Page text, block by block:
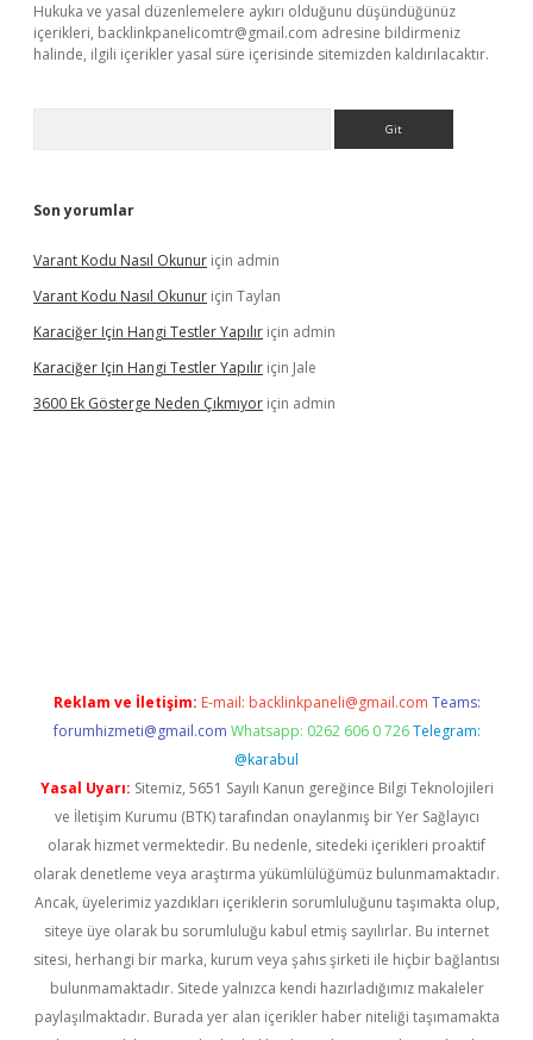
Hukuka ve yasal düzenlemelere aykırı olduğunu düşündüğünüz
içerikleri, backlinkpanelicomtr@gmail.com adresine bildirmeniz
halinde, ilgili içerikler yasal süre içerisinde sitemizden kaldırılacaktır.
Son yorumlar
Varant Kodu Nasıl Okunur için admin
Varant Kodu Nasıl Okunur için Taylan
Karaciğer Için Hangi Testler Yapılır için admin
Karaciğer Için Hangi Testler Yapılır için Jale
3600 Ek Gösterge Neden Çıkmıyor için admin
Reklam ve İletişim: E-mail: backlinkpaneli@gmail.com Teams:
forumhizmeti@gmail.com Whatsapp: 0262 606 0 726 Telegram:
@karabul
Yasal Uyarı: Sitemiz, 5651 Sayılı Kanun gereğince Bilgi Teknolojileri
ve İletişim Kurumu (BTK) tarafından onaylanmış bir Yer Sağlayıcı
olarak hizmet vermektedir. Bu nedenle, sitedeki içerikleri proaktif
olarak denetleme veya araştırma yükümlülüğümüz bulunmamaktadır.
Ancak, üyelerimiz yazdıkları içeriklerin sorumluluğunu taşımakta olup,
siteye üye olarak bu sorumluluğu kabul etmiş sayılırlar. Bu internet
sitesi, herhangi bir marka, kurum veya şahıs şirketi ile hiçbir bağlantısı
bulunmamaktadır. Sitede yalnızca kendi hazırladığımız makaleler
paylaşılmaktadır. Burada yer alan içerikler haber niteliği taşımamakta